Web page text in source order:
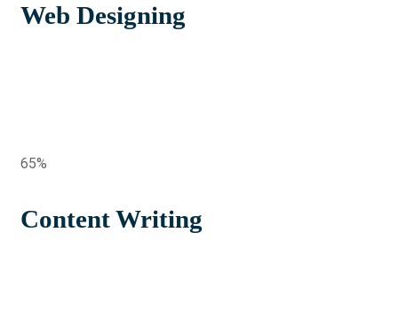
Web Designing
65%
Content Writing